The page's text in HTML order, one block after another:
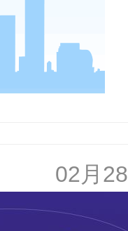
02月28